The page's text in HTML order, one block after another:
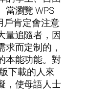
當瀏覽 WPS
戶肯定會注意
量追隨者，因
而定制的，
本能功能。對
下載的人來
，使母語人士